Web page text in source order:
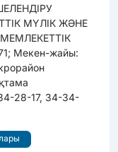
МҮЛІК ЖӘНЕ
Мекен-жайы:
28-17, 34-34-